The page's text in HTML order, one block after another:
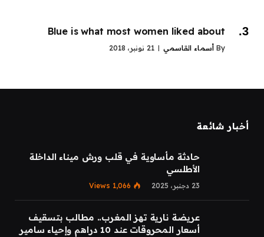
Blue is what most women liked about
By أسماء القاسمي 21 نونبر، 2018
أخبار شائعة
حادثة مأساوية في قلب ورش ميناء الداخلة
الأطلسي
23 دجنبر، 2025 1,066
Views
عريضة نارية تهز المغرب.. مطالب بتسقيف
أسعار المحروقات عند 10 دراهم وإحياء سامير